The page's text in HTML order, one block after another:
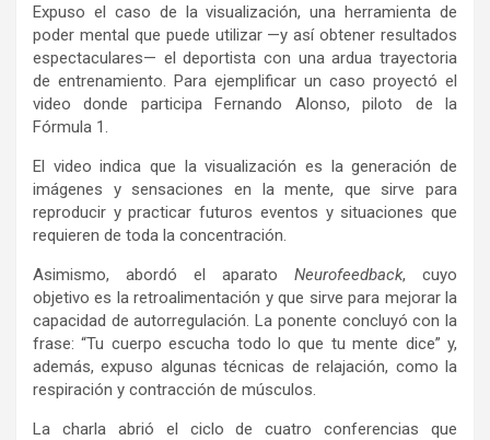
Expuso el caso de la visualización, una herramienta de
poder mental que puede utilizar —y así obtener resultados
espectaculares— el deportista con una ardua trayectoria
de entrenamiento. Para ejemplificar un caso proyectó el
video donde participa Fernando Alonso, piloto de la
Fórmula 1.
El video indica que la visualización es la generación de
imágenes y sensaciones en la mente, que sirve para
reproducir y practicar futuros eventos y situaciones que
requieren de toda la concentración.
Asimismo, abordó el aparato Neurofeedback, cuyo
objetivo es la retroalimentación y que sirve para mejorar la
capacidad de autorregulación. La ponente concluyó con la
frase: “Tu cuerpo escucha todo lo que tu mente dice” y,
además, expuso algunas técnicas de relajación, como la
respiración y contracción de músculos.
La charla abrió el ciclo de cuatro conferencias que